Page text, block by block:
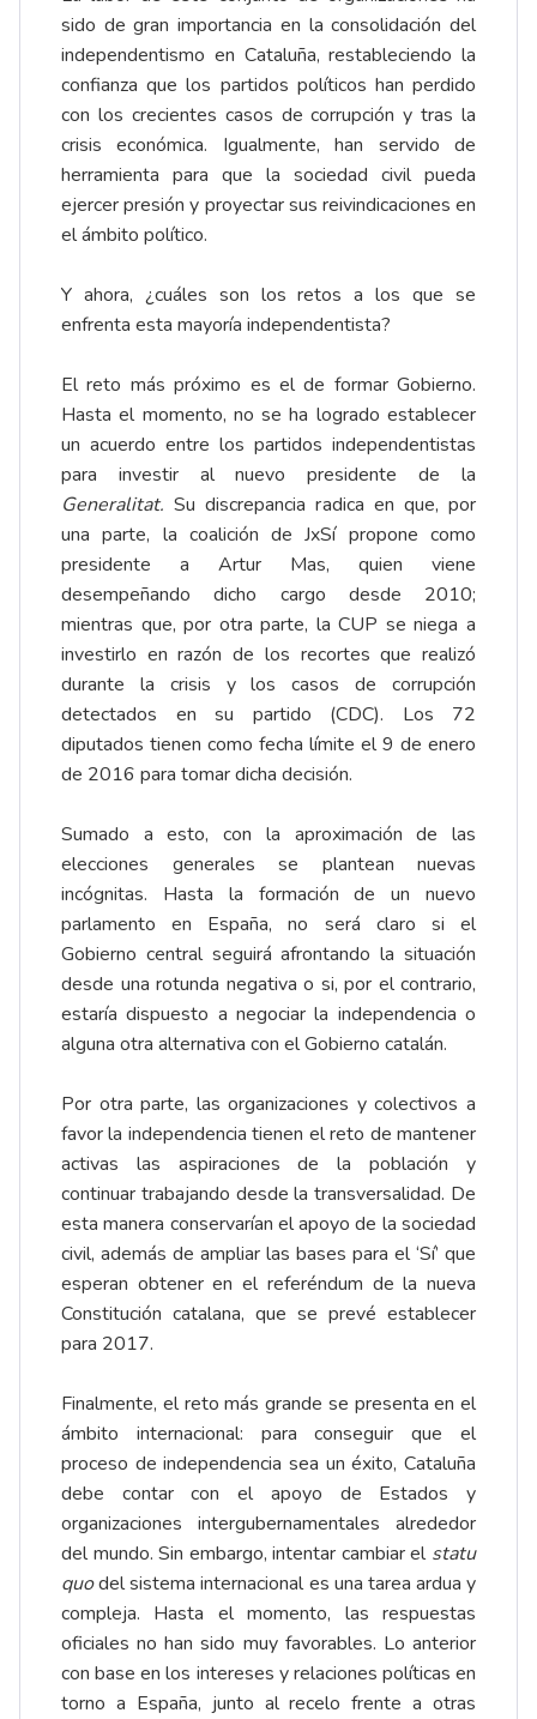
sido de gran importancia en la consolidación del
independentismo en Cataluña, restableciendo la
confianza que los partidos políticos han perdido
con los crecientes casos de corrupción y tras la
crisis económica. Igualmente, han servido de
herramienta para que la sociedad civil pueda
ejercer presión y proyectar sus reivindicaciones en
el ámbito político.
Y ahora, ¿cuáles son los retos a los que se
enfrenta esta mayoría independentista?
El reto más próximo es el de formar Gobierno.
Hasta el momento, no se ha logrado establecer
un acuerdo entre los partidos independentistas
para investir al nuevo presidente de la
Generalitat. Su discrepancia radica en que, por
una parte, la coalición de JxSí propone como
presidente a Artur Mas, quien viene
desempeñando dicho cargo desde 2010;
mientras que, por otra parte, la CUP se niega a
investirlo en razón de los recortes que realizó
durante la crisis y los casos de corrupción
detectados en su partido (CDC). Los 72
diputados tienen como fecha límite el 9 de enero
de 2016 para tomar dicha decisión.
Sumado a esto, con la aproximación de las
elecciones generales se plantean nuevas
incógnitas. Hasta la formación de un nuevo
parlamento en España, no será claro si el
Gobierno central seguirá afrontando la situación
desde una rotunda negativa o si, por el contrario,
estaría dispuesto a negociar la independencia o
alguna otra alternativa con el Gobierno catalán.
Por otra parte, las organizaciones y colectivos a
favor la independencia tienen el reto de mantener
activas las aspiraciones de la población y
continuar trabajando desde la transversalidad. De
esta manera conservarían el apoyo de la sociedad
civil, además de ampliar las bases para el ‘Sí’ que
esperan obtener en el referéndum de la nueva
Constitución catalana, que se prevé establecer
para 2017.
Finalmente, el reto más grande se presenta en el
ámbito internacional: para conseguir que el
proceso de independencia sea un éxito, Cataluña
debe contar con el apoyo de Estados y
organizaciones intergubernamentales alrededor
del mundo. Sin embargo, intentar cambiar el statu
quodel sistema internacional es una tarea ardua y
compleja. Hasta el momento, las respuestas
oficiales no han sido muy favorables. Lo anterior
con base en los intereses y relaciones políticas en
torno a España, junto al recelo frente a otras